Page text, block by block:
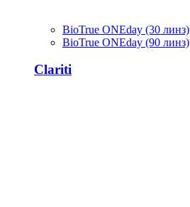
BioTrue ONEday (30 линз)
BioTrue ONEday (90 линз)
Clariti